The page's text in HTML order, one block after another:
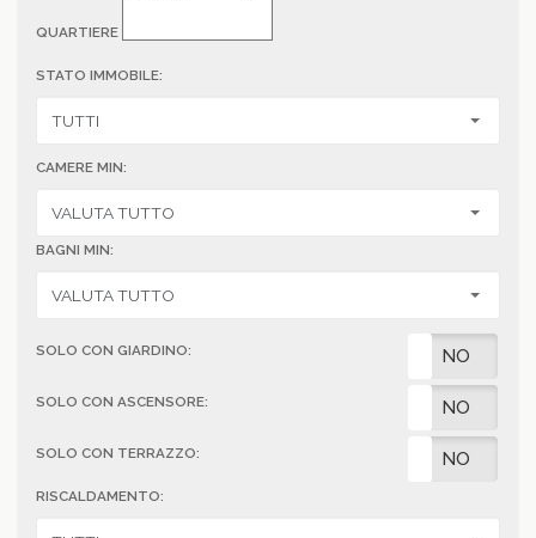
QUARTIERE
STATO IMMOBILE:
CAMERE MIN:
BAGNI MIN:
SOLO CON GIARDINO: NO
SOLO CON ASCENSORE: NO
SOLO CON TERRAZZO: NO
RISCALDAMENTO: